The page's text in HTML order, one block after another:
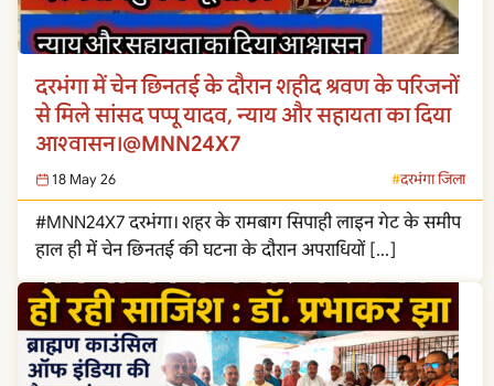
दरभंगा में चेन छिनतई के दौरान शहीद श्रवण के परिजनों
से मिले सांसद पप्पू यादव, न्याय और सहायता का दिया
आश्वासन।@MNN24X7
18 May 26 दरभंगा जिला
#MNN24X7 दरभंगा। शहर के रामबाग सिपाही लाइन गेट के समीप
हाल ही में चेन छिनतई की घटना के दौरान अपराधियों […]